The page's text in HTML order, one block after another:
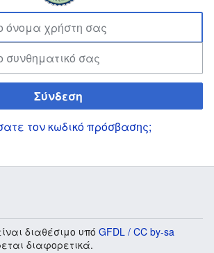
Σύνδεση
τον κωδικό πρόσβασης;
διαθέσιμο υπό GFDL / CC by-sa
διαφορετικά.